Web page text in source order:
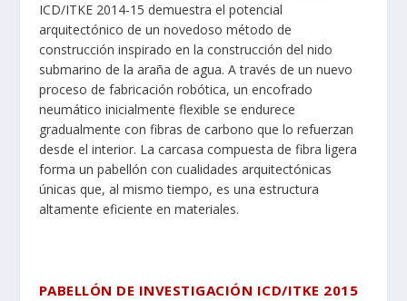
ICD/ITKE 2014-15 demuestra el potencial
arquitectónico de un novedoso método de
construcción inspirado en la construcción del nido
submarino de la araña de agua. A través de un nuevo
proceso de fabricación robótica, un encofrado
neumático inicialmente flexible se endurece
gradualmente con fibras de carbono que lo refuerzan
desde el interior. La carcasa compuesta de fibra ligera
forma un pabellón con cualidades arquitectónicas
únicas que, al mismo tiempo, es una estructura
altamente eficiente en materiales.
PABELLÓN DE INVESTIGACIÓN ICD/ITKE 2015